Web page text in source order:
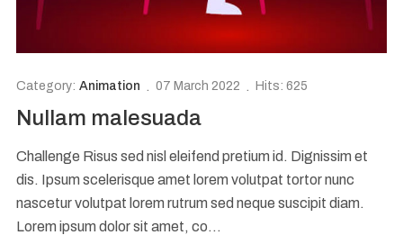
Nullam malesuada
Category: Animation 07 March 2022 Hits: 625
Challenge Risus sed nisl eleifend pretium id. Dignissim et
dis. Ipsum scelerisque amet lorem volutpat tortor nunc
nascetur volutpat lorem rutrum sed neque suscipit diam.
Lorem ipsum dolor sit amet, co...